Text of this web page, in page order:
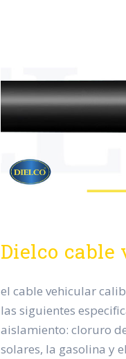
Dielco
el cable vehicular
las siguientes
aislamiento: cloruro
solares, la gasolina y